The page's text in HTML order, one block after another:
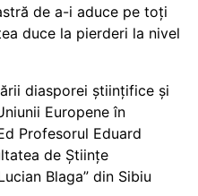
de a-i aduce pe toți
duce la pierderi la nivel
diasporei științifice și
Europene în
Profesorul Eduard
de Științe
Blaga” din Sibiu